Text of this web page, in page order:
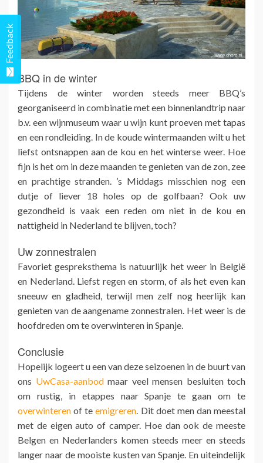
BBQ in de winter
Tijdens de winter worden steeds meer BBQ’s
georganiseerd in combinatie met een binnenlandtrip naar
b.v. een wijnmuseum waar u wijn kunt proeven met tapas
en een rondleiding. In de koude wintermaanden wilt u het
liefst ontsnappen aan de kou en het winterse weer. Hoe
fijn is het om in deze maanden te genieten van de zon, zee
en prachtige stranden. ’s Middags misschien nog een
dutje of liever 18 holes op de golfbaan? Ook uw
gezondheid is vaak een reden om niet in de kou en
nattigheid in Nederland te blijven, toch?
Uw zonnestralen
Favoriet gespreksthema is natuurlijk het weer in België
en Nederland. Liefst regen en storm, of als het even kan
sneeuw en gladheid, terwijl men zelf nog heerlijk kan
genieten van de aangename zonnestralen. Het weer is de
hoofdreden om te overwinteren in Spanje.
Conclusie
Hopelijk logeert u een van deze seizoenen in de buurt van
ons UwCasa-aanbodmaar veel mensen besluiten toch
om rustig, in etappes naar Spanje te gaan om te
overwinteren of teemigreren. Dit doet men dan meestal
met de eigen auto of camper. Hoe dan ook de meeste
Belgen en Nederlanders komen steeds meer en steeds
langer naar de mooiste kusten van Spanje. En uiteindelijk
Feedback